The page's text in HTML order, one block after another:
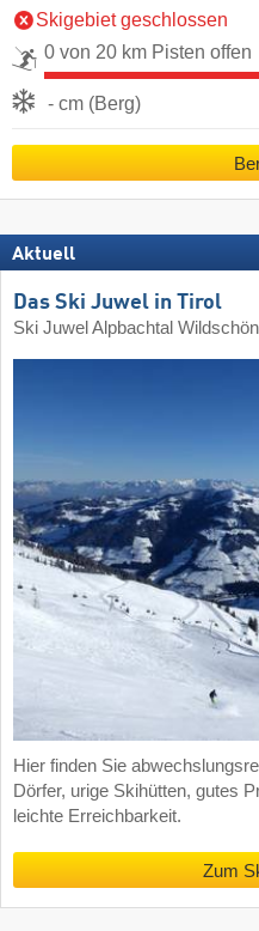
Skigebiet geschlossen
0 von 20 km Pisten offen
- cm (Berg)
Aktuell
Das Ski Juwel in Tirol
Ski Juwel Alpbachtal
Hier finden Sie
Dörfer, urige Skihütten, gutes
leichte Erreichbarkeit.
Zum